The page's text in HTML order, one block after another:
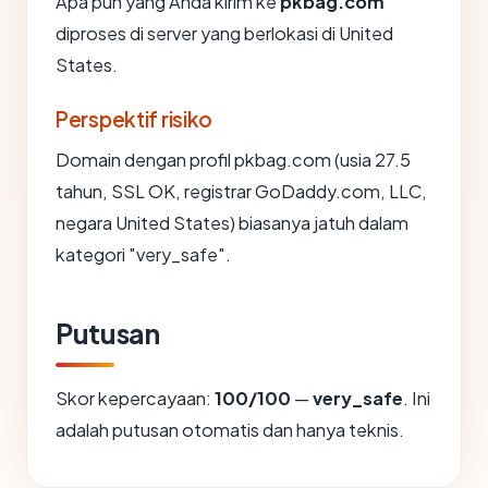
diproses di server yang berlokasi di United
States.
Perspektif risiko
Domain dengan profil pkbag.com (usia 27.5
tahun, SSL OK, registrar GoDaddy.com, LLC,
negara United States) biasanya jatuh dalam
kategori "very_safe".
Putusan
Skor kepercayaan: 100/100 —very_safe. Ini
adalah putusan otomatis dan hanya teknis.